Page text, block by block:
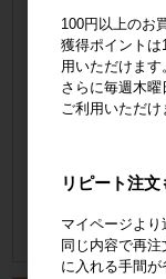
見
納
100円以上のお
獲得ポイントは
用いただけます
さらに毎週木曜
ご利用いただけ
リピート注文
マイページより
同じ内容で再
に入れる手間が